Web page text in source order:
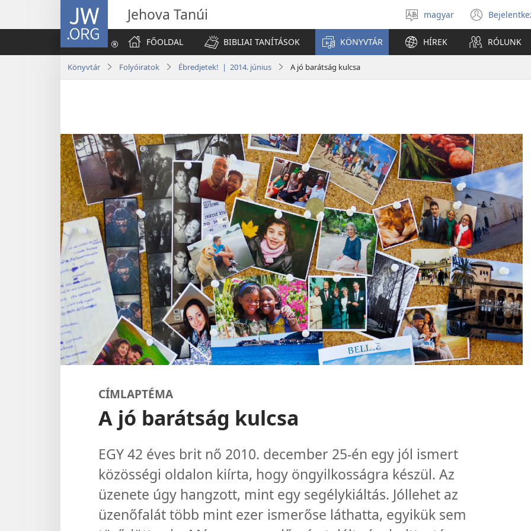
JW.ORG Jehova Tanúi
Válassz
nyelvet
magyar
new
FŐOLDAL
BIBLIAI TANÍTÁSOK KÖNYVTÁR HÍREK RÓLUNK
Könyvtár Folyóiratok Ébredjetek! | 2014. június A jó barátság kulcsa
CÍMLAPTÉMA
A jó barátság kulcsa
EGY 42 éves brit nő 2010. december 25-én egy jól ismert
közösségi oldalon kiírta, hogy öngyilkosságra készül. Az
üzenete úgy hangzott, mint egy segélykiáltás. Jóllehet az
üzenőfalát több mint ezer ismerőse láthatta, egyikük sem